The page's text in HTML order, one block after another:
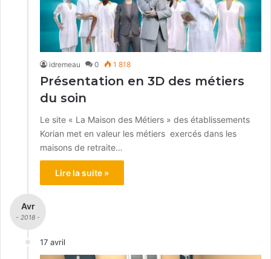
idremeau 0 1 818
Présentation en 3D des métiers
du soin
Le site « La Maison des Métiers » des établissements
Korian met en valeur les métiers exercés dans les
maisons de retraite…
Lire la suite »
Avr
- 2018 -
17 avril